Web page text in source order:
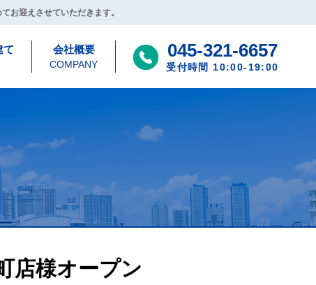
お迎えさせていただきます。
て 会社概要
COMPANY
045-321-6657
受付時間 10:00-19:00
横濱元町店様オープン